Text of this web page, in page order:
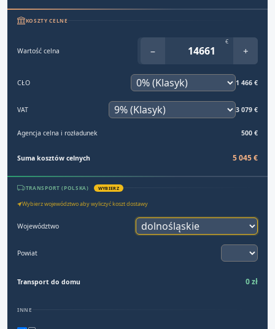
KOSZTY CELNE
Wartość celna −
€
+
CŁO 1 466 €
VAT 3 079 €
Agencja celna i rozładunek 500 €
Suma kosztów celnych 5 045 €
TRANSPORT (POLSKA) WYBIERZ
Wybierz województwo aby wyliczyć koszt dostawy
Województwo
Powiat
Transport do domu 0 zł
INNE